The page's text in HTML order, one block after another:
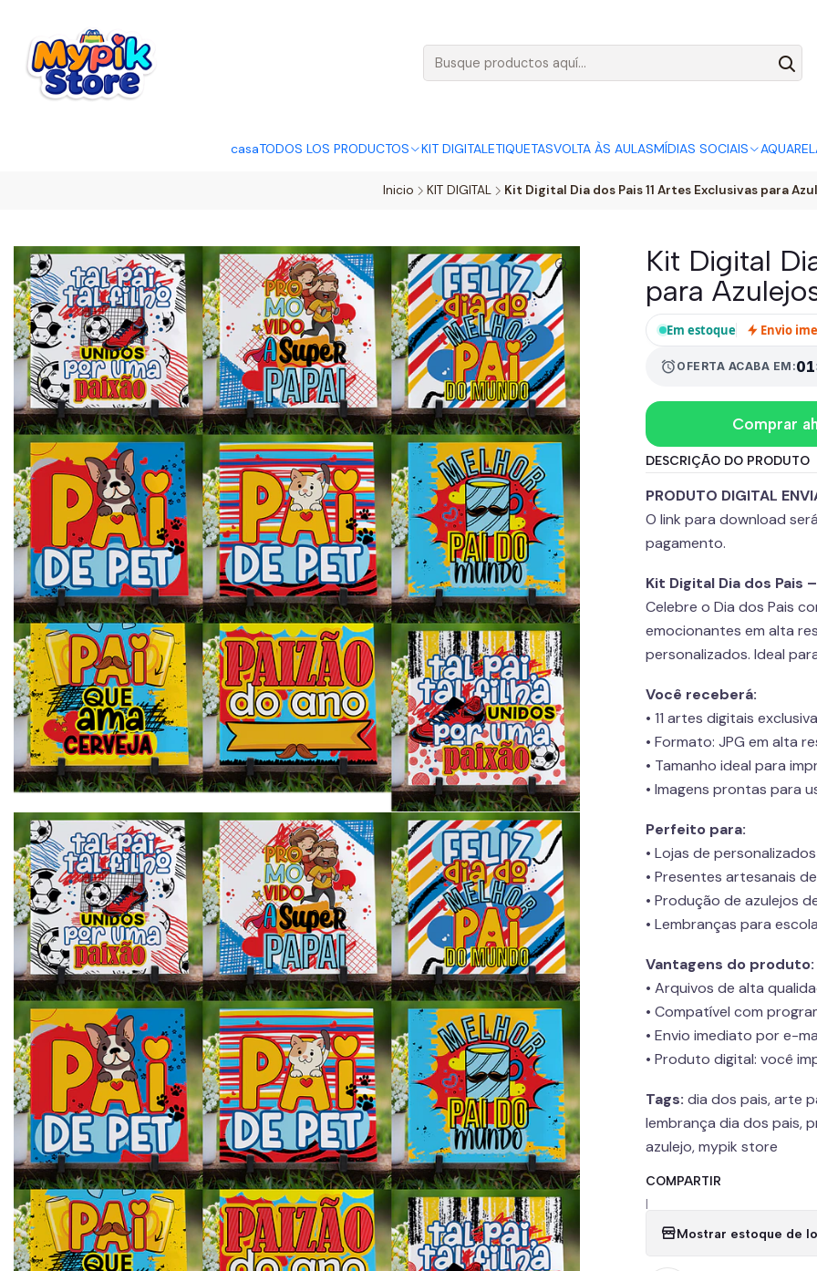
casaTODOS LOS PRODUCTOS KIT DIGITALETIQUETASVOLTA ÀS AULASMÍDIAS SOCIAIS
Inicio KIT DIGITAL Kit Digital Dia dos Pais 11 Artes Exclusivas para
Kit Digital
para
Em estoque Envio
alarmOFERTA ACABA EM:01
Comprar
DESCRIÇÃO DO PRODUTO
PRODUTO DIGITAL
O link para download
pagamento.
Kit Digital Dia dos Pais
Celebre o Dia dos Pais
emocionantes em alta
personalizados. Ideal
Você receberá:
• 11 artes digitais
• Formato: JPG em alta
• Tamanho ideal para
• Imagens prontas para
Perfeito para:
• Lojas de
• Presentes artesanais
• Produção de azulejos
• Lembranças para
Vantagens do produto:
• Arquivos de alta
• Compatível com
• Envio imediato por e-
• Produto digital: você
Tags: dia dos pais, arte
lembrança dia dos pais,
azulejo, mypik store
COMPARTIR
|
Mostrar estoque de